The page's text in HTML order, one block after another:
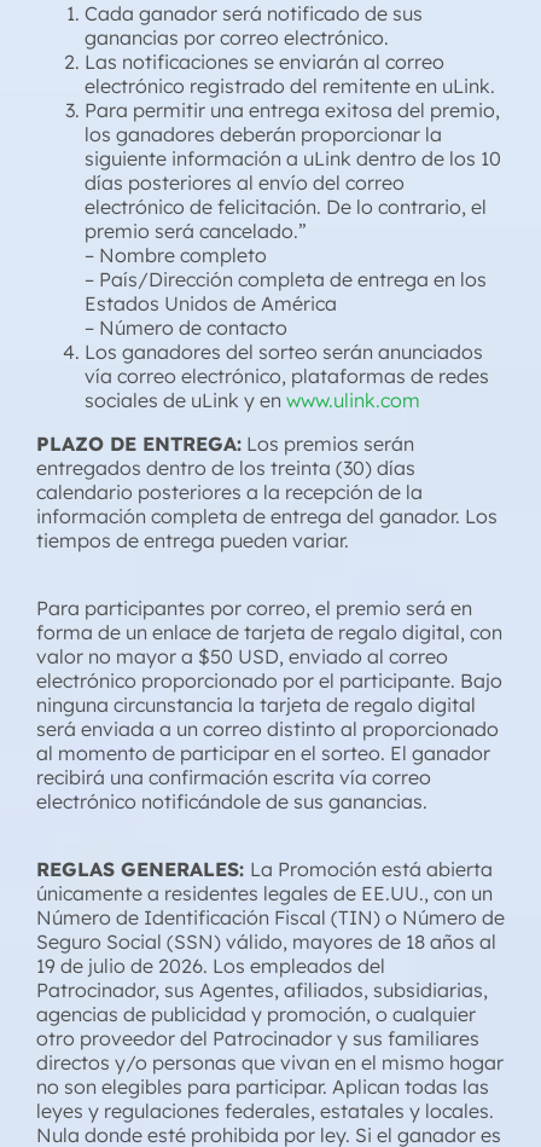
Cada ganador será notificado de sus
ganancias por correo electrónico.
Las notificaciones se enviarán al correo
electrónico registrado del remitente en uLink.
Para permitir una entrega exitosa del premio,
los ganadores deberán proporcionar la
siguiente información a uLink dentro de los 10
días posteriores al envío del correo
electrónico de felicitación. De lo contrario, el
premio será cancelado.”
– Nombre completo
– País/Dirección completa de entrega en los
Estados Unidos de América
– Número de contacto
Los ganadores del sorteo serán anunciados
vía correo electrónico, plataformas de redes
sociales de uLink y en www.ulink.com
PLAZO DE ENTREGA: Los premios serán
entregados dentro de los treinta (30) días
calendario posteriores a la recepción de la
información completa de entrega del ganador. Los
tiempos de entrega pueden variar.
Para participantes por correo, el premio será en
forma de un enlace de tarjeta de regalo digital, con
valor no mayor a $50 USD, enviado al correo
electrónico proporcionado por el participante. Bajo
ninguna circunstancia la tarjeta de regalo digital
será enviada a un correo distinto al proporcionado
al momento de participar en el sorteo. El ganador
recibirá una confirmación escrita vía correo
electrónico notificándole de sus ganancias.
REGLAS GENERALES: La Promoción está abierta
únicamente a residentes legales de EE.UU., con un
Número de Identificación Fiscal (TIN) o Número de
Seguro Social (SSN) válido, mayores de 18 años al
19 de julio de 2026. Los empleados del
Patrocinador, sus Agentes, afiliados, subsidiarias,
agencias de publicidad y promoción, o cualquier
otro proveedor del Patrocinador y sus familiares
directos y/o personas que vivan en el mismo hogar
no son elegibles para participar. Aplican todas las
leyes y regulaciones federales, estatales y locales.
Nula donde esté prohibida por ley. Si el ganador es